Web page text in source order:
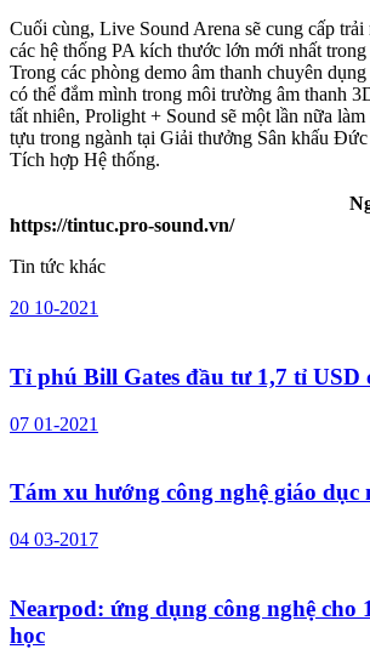
Cuối cùng, Live Sound Arena sẽ cung cấp
các hệ thống PA kích thước lớn mới nhất
Trong các phòng demo âm thanh chuyên
có thể đắm mình trong môi trường âm thanh
tất nhiên, Prolight + Sound sẽ một lần nữa
tựu trong ngành tại Giải thưởng Sân khấu
Tích hợp Hệ thống.
https://tintuc.pro-sound.vn/
Tin tức khác
20 10-2021
Tỉ phú Bill Gates đầu tư 1,7 tỉ USD
07 01-2021
Tám xu hướng công nghệ giáo dục
04 03-2017
Nearpod: ứng dụng công nghệ cho
học